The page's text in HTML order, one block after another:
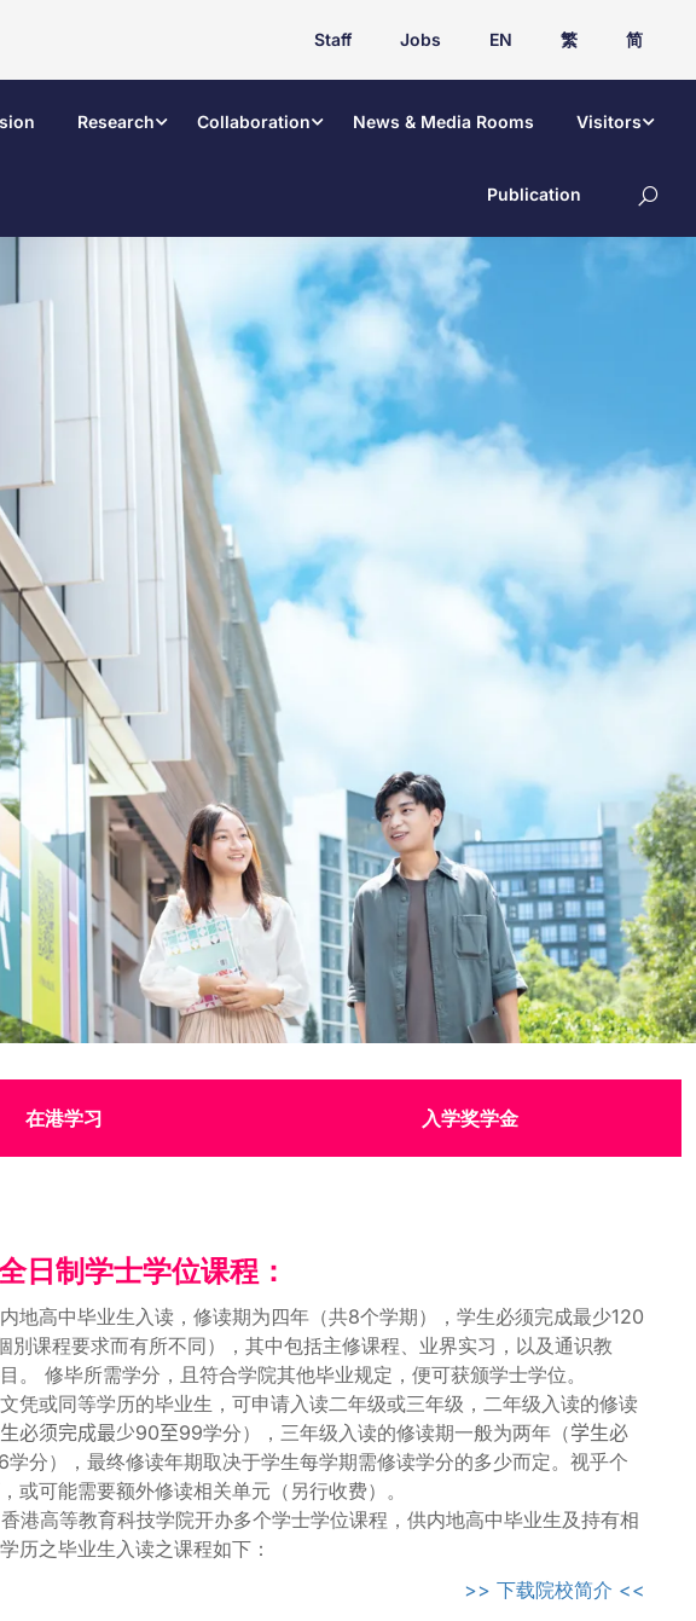
Staff Jobs EN 繁 简
Research Collaboration News & Media Rooms Visitors
Publication
在港学习 入学奖学金
⽇制学⼠学位课程：
地高中毕业生入读，修读期为四年（共8个学期），学生必须完成最少120
別课程要求而有所不同），其中包括主修课程、业界实习，以及通识教
。 修毕所需学分，且符合学院其他毕业规定，便可获颁学士学位。
凭或同等学历的毕业生，可申请入读二年级或三年级，二年级入读的修读
必须完成最少90至99学分），三年级入读的修读期一般为两年（学⽣必
学分），最终修读年期取决于学生每学期需修读学分的多少而定。视乎个
或可能需要额外修读相关单元（另行收费）。
港高等教育科技学院开办多个学士学位课程，供内地高中毕业生及持有相
历之毕业生入读之课程如下：
>> 下载院校简介 <<